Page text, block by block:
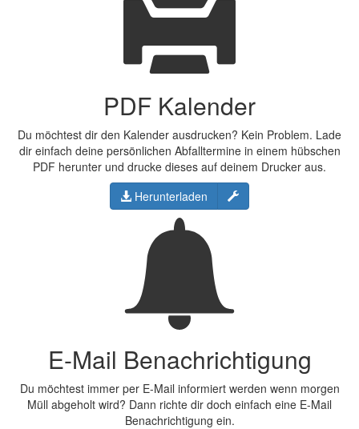
PDF Kalender
Du möchtest dir den Kalender ausdrucken? Kein Problem. Lade
dir einfach deine persönlichen Abfalltermine in einem hübschen
PDF herunter und drucke dieses auf deinem Drucker aus.
Herunterladen
Konfigurieren
E-Mail Benachrichtigung
Du möchtest immer per E-Mail informiert werden wenn morgen
Müll abgeholt wird? Dann richte dir doch einfach eine E-Mail
Benachrichtigung ein.